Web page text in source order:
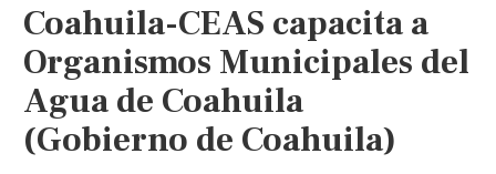
propio
organismo
operador
agua
(Quadratín)
Coahuila-CEAS capacita a
Organismos Municipales del
Agua de Coahuila
(Gobierno de Coahuila)